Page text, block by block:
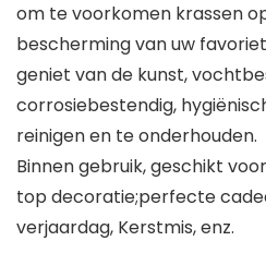
om te voorkomen krassen
bescherming van uw
geniet van de kunst,
corrosiebestendig,
reinigen en te onderhouden.
Binnen gebruik, geschikt
top decoratie;perfecte
verjaardag, Kerstmis, enz.